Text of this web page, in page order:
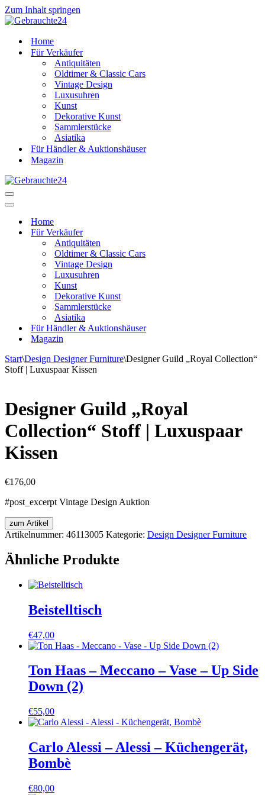
Zum Inhalt springen
Home
Für Verkäufer
Antiquitäten
Oldtimer & Classic Cars
Vintage Design
Luxusuhren
Kunst
Dekorative Kunst
Sammlerstücke
Asiatika
Für Händler & Auktionshäuser
Magazin
Navigationsmenü
Navigationsmenü
Home
Für Verkäufer
Antiquitäten
Oldtimer & Classic Cars
Vintage Design
Luxusuhren
Kunst
Dekorative Kunst
Sammlerstücke
Asiatika
Für Händler & Auktionshäuser
Magazin
Start\Design Designer Furniture\Designer Guild „Royal Collection“
Stoff | Luxuspaar Kissen
Designer Guild „Royal
Collection“ Stoff | Luxuspaar
Kissen
€176,00
#post_excerpt Vintage Design Auktion
zum Artikel
Artikelnummer: 46113005 Kategorie: Design Designer Furniture
Ähnliche Produkte
Beistelltisch
€47,00
Ton Haas – Meccano – Vase – Up Side
Down (2)
€55,00
Carlo Alessi – Alessi – Küchengerät,
Bombè
€80,00